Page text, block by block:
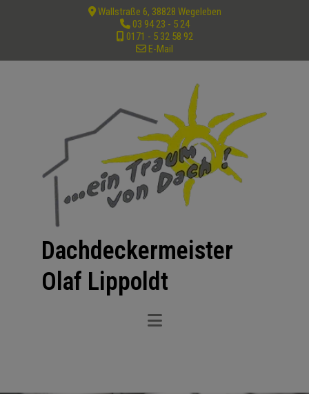
Wallstraße 6, 38828 Wegeleben
03 94 23 - 5 24
0171 - 5 32 58 92
E-Mail
Dachdeckermeister
Olaf Lippoldt